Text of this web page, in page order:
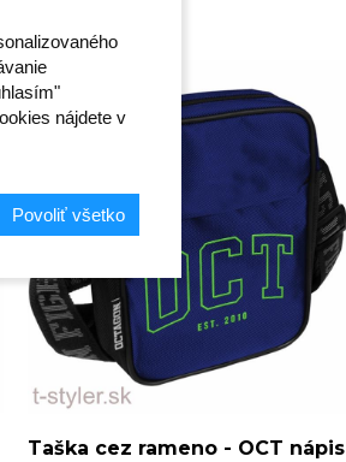
Taška cez rameno - OCT nápis
nájdete v
Povoliť všetko